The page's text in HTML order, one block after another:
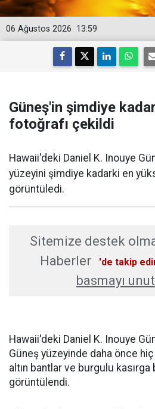
13:59
06 Ağustos 2026
Güneş'in şimdiye
fotoğrafı çekildi
Hawaii'deki Daniel K. Inouye
yüzeyini şimdiye kadarki en
görüntüledi.
Sitemize destek
Haberler
'de takip
basmayı
Hawaii'deki Daniel K. Inouye
Güneş yüzeyinde daha önce
altın bantlar ve burgulu kasırga
görüntülendi.